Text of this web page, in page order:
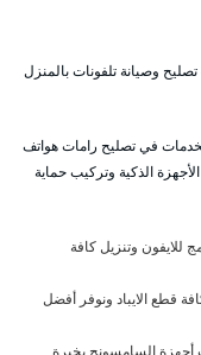
وصيانة تلفونات بالمنزل
في تصليح رامات هواتف
الذكية وتركيب حماية
للايفون وتنزيل كافة
قطع الايباد ونوفر أفضل
أجهزة السامسونج بخبرة